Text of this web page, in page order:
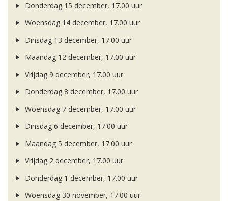
Donderdag 15 december, 17.00 uur
Woensdag 14 december, 17.00 uur
Dinsdag 13 december, 17.00 uur
Maandag 12 december, 17.00 uur
Vrijdag 9 december, 17.00 uur
Donderdag 8 december, 17.00 uur
Woensdag 7 december, 17.00 uur
Dinsdag 6 december, 17.00 uur
Maandag 5 december, 17.00 uur
Vrijdag 2 december, 17.00 uur
Donderdag 1 december, 17.00 uur
Woensdag 30 november, 17.00 uur